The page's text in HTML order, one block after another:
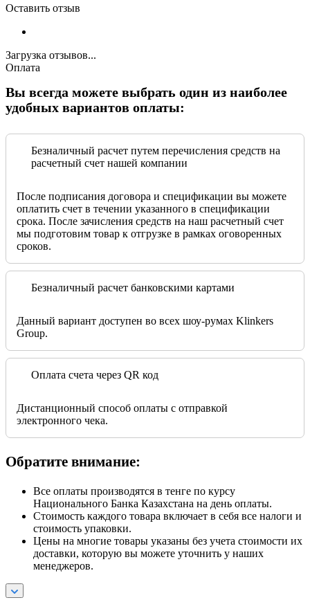
Оставить отзыв
Загрузка отзывов...
Оплата
Вы всегда можете выбрать один из наиболее
удобных вариантов оплаты:
Безналичный расчет путем перечисления средств на
расчетный счет нашей компании
После подписания договора и спецификации вы можете
оплатить счет в течении указанного в спецификации
срока. После зачисления средств на наш расчетный счет
мы подготовим товар к отгрузке в рамках оговоренных
сроков.
Безналичный расчет банковскими картами
Данный вариант доступен во всех шоу-румах Klinkers
Group.
Оплата счета через QR код
Дистанционный способ оплаты с отправкой
электронного чека.
Обратите внимание:
Все оплаты производятся в тенге по курсу
Национального Банка Казахстана на день оплаты.
Стоимость каждого товара включает в себя все налоги и
стоимость упаковки.
Цены на многие товары указаны без учета стоимости их
доставки, которую вы можете уточнить у наших
менеджеров.